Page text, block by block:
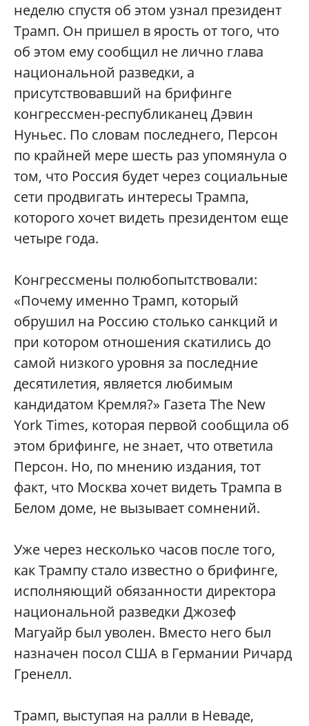
неделю спустя об этом узнал президент
Трамп. Он пришел в ярость от того, что
об этом ему сообщил не лично глава
национальной разведки, а
присутствовавший на брифинге
конгрессмен-республиканец Дэвин
Нуньес. По словам последнего, Персон
по крайней мере шесть раз упомянула о
том, что Россия будет через социальные
сети продвигать интересы Трампа,
которого хочет видеть президентом еще
четыре года.
Конгрессмены полюбопытствовали:
«Почему именно Трамп, который
обрушил на Россию столько санкций и
при котором отношения скатились до
самой низкого уровня за последние
десятилетия, является любимым
кандидатом Кремля?» Газета The New
York Times, которая первой сообщила об
этом брифинге, не знает, что ответила
Персон. Но, по мнению издания, тот
факт, что Москва хочет видеть Трампа в
Белом доме, не вызывает сомнений.
Уже через несколько часов после того,
как Трампу стало известно о брифинге,
исполняющий обязанности директора
национальной разведки Джозеф
Магуайр был уволен. Вместо него был
назначен посол США в Германии Ричард
Гренелл.
Трамп, выступая на ралли в Неваде,